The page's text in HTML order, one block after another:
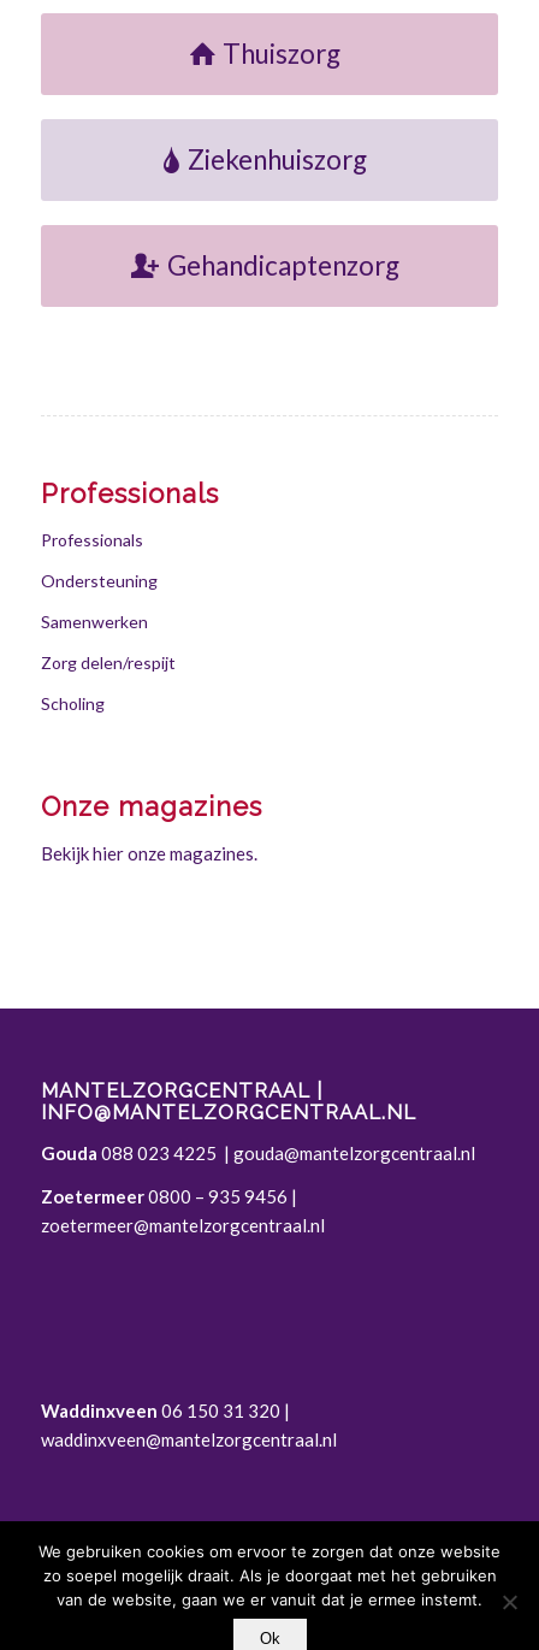
Thuiszorg
Ziekenhuiszorg
Gehandicaptenzorg
Professionals
Professionals
Ondersteuning
Samenwerken
Zorg delen/respijt
Scholing
Onze magazines
Bekijk hier onze magazines.
MANTELZORGCENTRAAL |
INFO@MANTELZORGCENTRAAL.NL
Gouda 088 023 4225 | gouda@mantelzorgcentraal.nl
Zoetermeer0800 – 935 9456 |
zoetermeer@mantelzorgcentraal.nl
Waddinxveen 06 150 31 320 |
waddinxveen@mantelzorgcentraal.nl
© Mantelzorgcentraal |Privacyverklaring|
Privacyverklaring voor sollicitanten
We gebruiken cookies om ervoor te zorgen dat onze website
zo soepel mogelijk draait. Als je doorgaat met het gebruiken
van de website, gaan we er vanuit dat je ermee instemt.
Ok